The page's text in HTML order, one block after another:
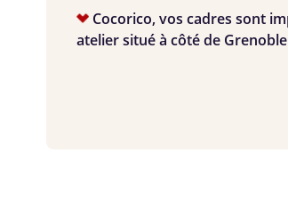
Cocorico, vos cadres sont
atelier situé à côté de